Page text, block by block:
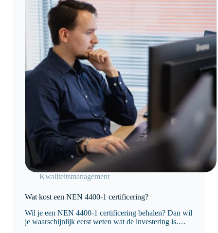
Kwaliteitsmanagement
Wat kost een NEN 4400-1 certificering?
Wil je een NEN 4400-1 certificering behalen? Dan wil
je waarschijnlijk eerst weten wat de investering is.